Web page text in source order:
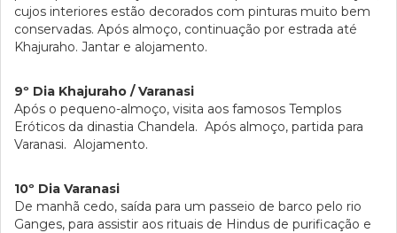
cujos interiores estão decorados com pinturas muito bem
conservadas. Após almoço, continuação por estrada até
Khajuraho. Jantar e alojamento.
9º Dia Khajuraho / Varanasi
Após o pequeno-almoço, visita aos famosos Templos
Eróticos da dinastia Chandela. Após almoço, partida para
Varanasi. Alojamento.
10º Dia Varanasi
De manhã cedo, saída para um passeio de barco pelo rio
Ganges, para assistir aos rituais de Hindus de purificação e